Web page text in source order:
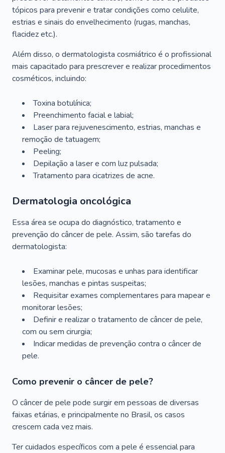
tópicos para prevenir e tratar condições como celulite,
estrias e sinais do envelhecimento (rugas, manchas,
flacidez etc.).
Além disso, o dermatologista cosmiátrico é o profissional
mais capacitado para prescrever e realizar procedimentos
cosméticos, incluindo:
Toxina botulínica;
Preenchimento facial e labial;
Laser para rejuvenescimento, estrias, manchas e
remoção de tatuagem;
Peeling;
Depilação a laser e com luz pulsada;
Tratamento para cicatrizes de acne.
Dermatologia oncológica
Essa área se ocupa do diagnóstico, tratamento e
prevenção do câncer de pele. Assim, são tarefas do
dermatologista:
Examinar pele, mucosas e unhas para identificar
lesões, manchas e pintas suspeitas;
Requisitar exames complementares para mapear e
monitorar lesões;
Definir e realizar o tratamento de câncer de pele,
com ou sem cirurgia;
Indicar medidas de prevenção contra o câncer de
pele.
Como prevenir o câncer de pele?
O câncer de pele pode surgir em pessoas de diversas
faixas etárias, e principalmente no Brasil, os casos
crescem cada vez mais.
Ter cuidados específicos com a pele é essencial para